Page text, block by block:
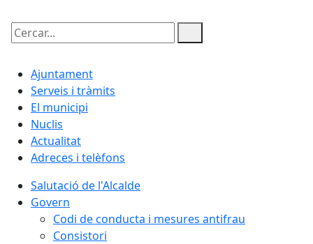
Cercar:
Ajuntament
Serveis i tràmits
El municipi
Nuclis
Actualitat
Adreces i telèfons
Salutació de l'Alcalde
Govern
Codi de conducta i mesures antifrau
Consistori